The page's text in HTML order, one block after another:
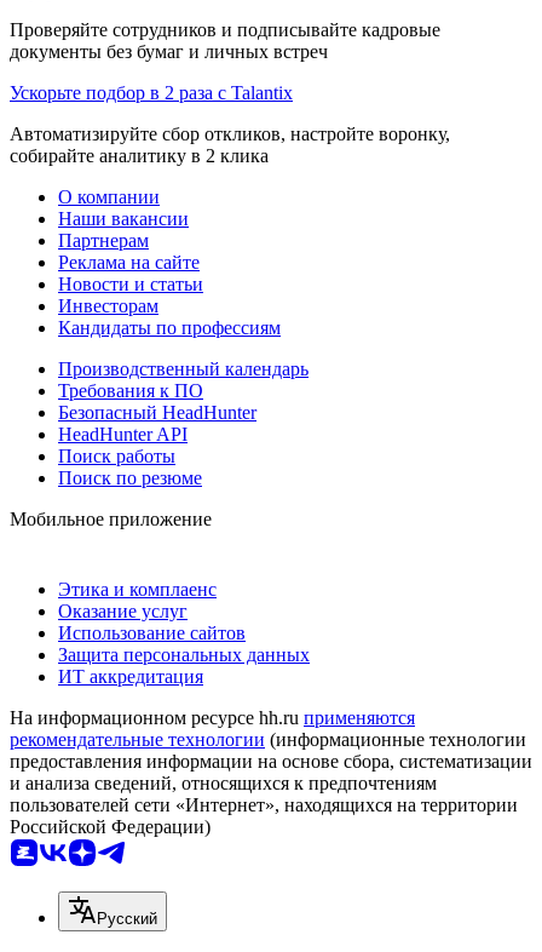
Проверяйте сотрудников и подписывайте кадровые
документы без бумаг и личных встреч
Ускорьте подбор в 2 раза с Talantix
Автоматизируйте сбор откликов, настройте воронку,
собирайте аналитику в 2 клика
О компании
Наши вакансии
Партнерам
Реклама на сайте
Новости и статьи
Инвесторам
Кандидаты по профессиям
Производственный календарь
Требования к ПО
Безопасный HeadHunter
HeadHunter API
Поиск работы
Поиск по резюме
Мобильное приложение
Этика и комплаенс
Оказание услуг
Использование сайтов
Защита персональных данных
ИТ аккредитация
На информационном ресурсе hh.ru применяются
рекомендательные технологии (информационные технологии
предоставления информации на основе сбора, систематизации
и анализа сведений, относящихся к предпочтениям
пользователей сети «Интернет», находящихся на территории
Российской Федерации)
Русский